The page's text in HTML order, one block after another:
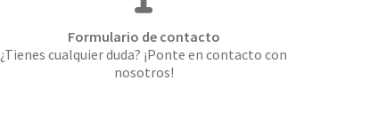
Formulario de contacto
¿Tienes cualquier duda? ¡Ponte en contacto con
nosotros!